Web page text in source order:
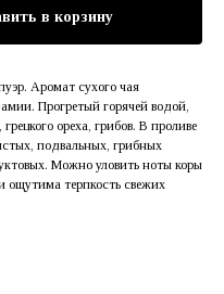
в корзину
Аромат сухого чая
Прогретый горячей водой,
ореха, грибов. В проливе
подвальных, грибных
Можно уловить ноты коры
ощутима терпкость свежих